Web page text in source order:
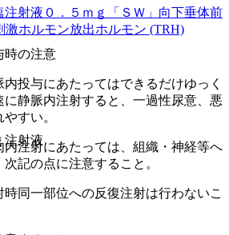
射液０．５ｍｇ「ＳＷ」 向下垂体前
激ホルモン放出ホルモン (TRH)
注射液
の注意
投与にあたってはできるだけゆっく
静脈内注射すると、一過性尿意、悪
すい。
注射にあたっては、組織・神経等へ
記の点に注意すること。
同一部位への反復注射は行わないこ